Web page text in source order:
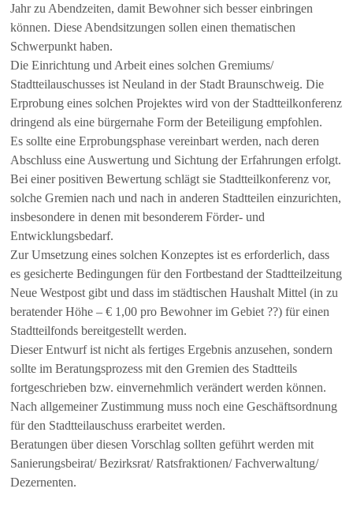
Jahr zu Abendzeiten, damit Bewohner sich besser einbringen
können. Diese Abendsitzungen sollen einen thematischen
Schwerpunkt haben.
Die Einrichtung und Arbeit eines solchen Gremiums/
Stadtteilauschusses ist Neuland in der Stadt Braunschweig. Die
Erprobung eines solchen Projektes wird von der Stadtteilkonferenz
dringend als eine bürgernahe Form der Beteiligung empfohlen.
Es sollte eine Erprobungsphase vereinbart werden, nach deren
Abschluss eine Auswertung und Sichtung der Erfahrungen erfolgt.
Bei einer positiven Bewertung schlägt sie Stadtteilkonferenz vor,
solche Gremien nach und nach in anderen Stadtteilen einzurichten,
insbesondere in denen mit besonderem Förder- und
Entwicklungsbedarf.
Zur Umsetzung eines solchen Konzeptes ist es erforderlich, dass
es gesicherte Bedingungen für den Fortbestand der Stadtteilzeitung
Neue Westpost gibt und dass im städtischen Haushalt Mittel (in zu
beratender Höhe – € 1,00 pro Bewohner im Gebiet ??) für einen
Stadtteilfonds bereitgestellt werden.
Dieser Entwurf ist nicht als fertiges Ergebnis anzusehen, sondern
sollte im Beratungsprozess mit den Gremien des Stadtteils
fortgeschrieben bzw. einvernehmlich verändert werden können.
Nach allgemeiner Zustimmung muss noch eine Geschäftsordnung
für den Stadtteilauschuss erarbeitet werden.
Beratungen über diesen Vorschlag sollten geführt werden mit
Sanierungsbeirat/ Bezirksrat/ Ratsfraktionen/ Fachverwaltung/
Dezernenten.